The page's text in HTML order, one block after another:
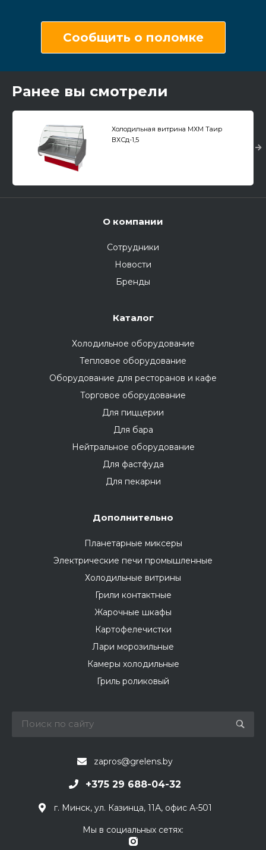
Сообщить о поломке
Ранее вы смотрели
Холодильная витрина МХМ Таир
ВХСд-1,5
О компании
Сотрудники
Новости
Бренды
Каталог
Холодильное оборудование
Тепловое оборудование
Оборудование для ресторанов и кафе
Торговое оборудование
Для пиццерии
Для бара
Нейтральное оборудование
Для фастфуда
Для пекарни
Дополнительно
Планетарные миксеры
Электрические печи промышленные
Холодильные витрины
Грили контактные
Жарочные шкафы
Картофелечистки
Лари морозильные
Камеры холодильные
Гриль роликовый
zapros@grelens.by
+375 29 688-04-32
г. Минск, ул. Казинца, 11А, офис А-501
Мы в социальных сетях: